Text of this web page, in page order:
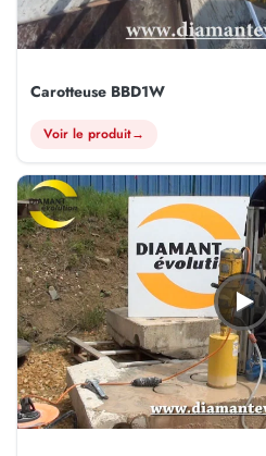
Carotteuse BBD1W
Voir le produit→